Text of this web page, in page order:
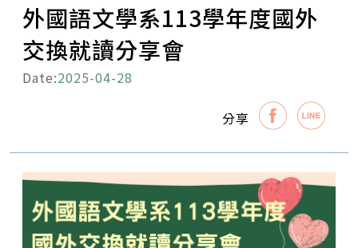
外國語文學系113學年度國外
交換就讀分享會
Date:2025-04-28
分享